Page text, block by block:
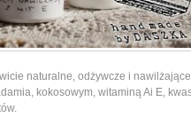
naturalne, odżywcze i
kokosowym, witaminą Ai E,